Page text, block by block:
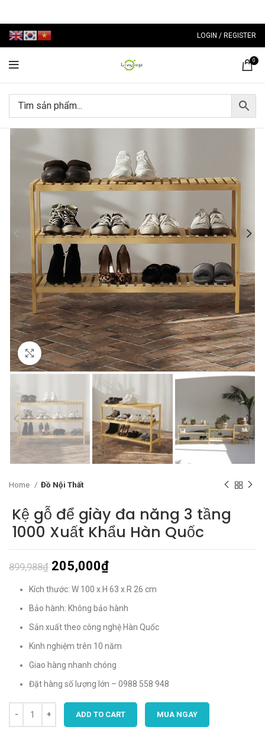
LOGIN / REGISTER
0
-77%
Click to enlarge
Home Đồ Nội Thất
Kệ gỗ để giày đa năng 3 tầng
1000 Xuất Khẩu Hàn Quốc
899,988₫ 205,000₫
Kích thước: W 100 x H 63 x R 26 cm
Bảo hành: Không bảo hành
Sản xuất theo công nghệ Hàn Quốc
Kinh nghiệm trên 10 năm
Giao hàng nhanh chóng
Đặt hàng số lượng lớn – 0988 558 948
ADD TO CART MUA NGAY